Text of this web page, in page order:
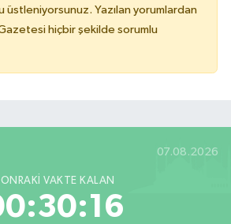
üstleniyorsunuz. Yazılan yorumlardan
hiçbir şekilde sorumlu
07.08.2026
VAKTE KALAN